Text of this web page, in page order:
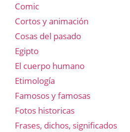
Comic
Cortos y animación
Cosas del pasado
Egipto
El cuerpo humano
Etimología
Famosos y famosas
Fotos historicas
Frases, dichos, significados